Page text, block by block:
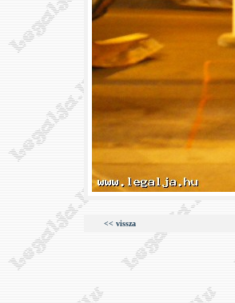
<< vissza